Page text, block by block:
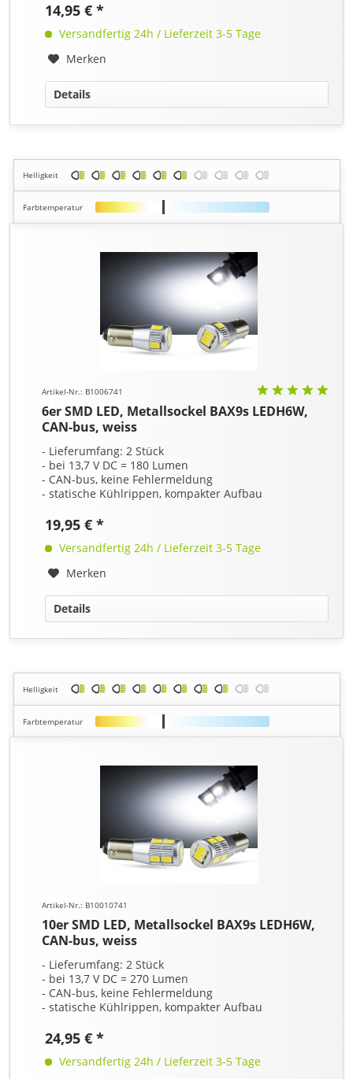
14,95 € *
Versandfertig 24h / Lieferzeit 3-5 Tage
Merken
Details
Helligkeit
Farbtemperatur
Artikel-Nr.: B1006741
6er SMD LED, Metallsockel BAX9s LEDH6W,
CAN-bus, weiss
- Lieferumfang: 2 Stück
- bei 13,7 V DC = 180 Lumen
- CAN-bus, keine Fehlermeldung
- statische Kühlrippen, kompakter Aufbau
19,95 € *
Versandfertig 24h / Lieferzeit 3-5 Tage
Merken
Details
Helligkeit
Farbtemperatur
Artikel-Nr.: B10010741
10er SMD LED, Metallsockel BAX9s LEDH6W,
CAN-bus, weiss
- Lieferumfang: 2 Stück
- bei 13,7 V DC = 270 Lumen
- CAN-bus, keine Fehlermeldung
- statische Kühlrippen, kompakter Aufbau
24,95 € *
Versandfertig 24h / Lieferzeit 3-5 Tage